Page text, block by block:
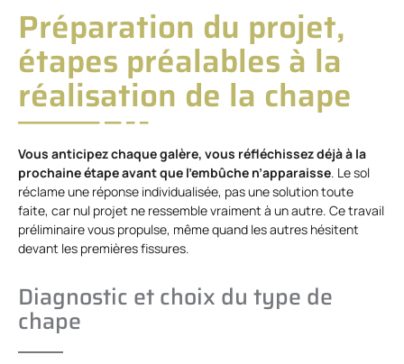
Préparation du projet,
étapes préalables à la
réalisation de la chape
Vous anticipez chaque galère, vous réfléchissez déjà à la
prochaine étape avant que l’embûche n’apparaisse. Le sol
réclame une réponse individualisée, pas une solution toute
faite, car nul projet ne ressemble vraiment à un autre. Ce travail
préliminaire vous propulse, même quand les autres hésitent
devant les premières fissures.
Diagnostic et choix du type de
chape